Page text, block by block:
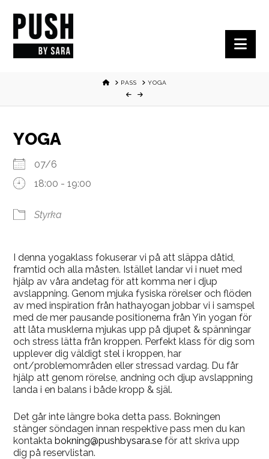
HOMEPASS YOGA
YOGA
07/6
18:00 - 19:00
Styrka
I denna yogaklass fokuserar vi på att släppa dåtid,
framtid och alla måsten. Istället landar vi i nuet med
hjälp av våra andetag för att komma ner i djup
avslappning. Genom mjuka fysiska rörelser och flöden
av med inspiration från hathayogan jobbar vi i samspel
med de mer pausande positionerna från Yin yogan för
att låta musklerna mjukas upp på djupet & spänningar
och stress lätta från kroppen. Perfekt klass för dig som
upplever dig väldigt stel i kroppen, har
ont/problemområden eller stressad vardag. Du får
hjälp att genom rörelse, andning och djup avslappning
landa i en balans i både kropp & själ.
Det går inte längre boka detta pass. Bokningen
stänger söndagen innan respektive pass men du kan
kontaktabokning@pushbysara.se för att skriva upp
dig på reservlistan.